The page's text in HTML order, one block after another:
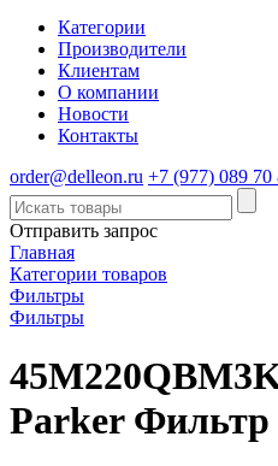
Категории
Производители
Клиентам
О компании
Новости
Контакты
order@delleon.ru +7 (977) 089 70
Отправить запрос
Главная
Категории товаров
Фильтры
Фильтры
Parker Фильтр